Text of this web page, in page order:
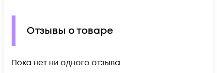
Отзывы о товаре
Пока нет ни одного отзыва